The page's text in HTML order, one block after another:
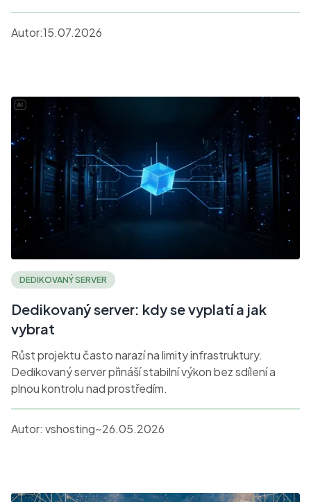
lokalit – v Česku, v Německu a ve Francii. Klienti mohou
využít dedikované GPU servery nebo flexibilnější GPU
cloud.
Autor:15.07.2026
DEDIKOVANÝ SERVER
Dedikovaný server: kdy se vyplatí a jak
vybrat
Růst projektu často narazí na limity infrastruktury.
Dedikovaný server přináší stabilní výkon bez sdílení a
plnou kontrolu nad prostředím.
Autor: vshosting~26.05.2026